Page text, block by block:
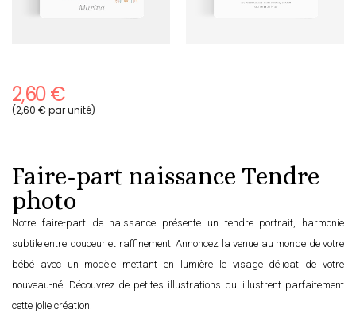
2,60 €
(2,60 € par unité)
Faire-part naissance Tendre
photo
Notre faire-part de naissance présente un tendre portrait, harmonie
subtile entre douceur et raffinement. Annoncez la venue au monde de votre
bébé avec un modèle mettant en lumière le visage délicat de votre
nouveau-né. Découvrez de petites illustrations qui illustrent parfaitement
cette jolie création.